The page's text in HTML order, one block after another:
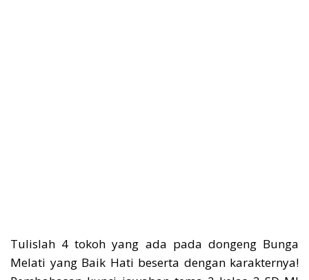
Tulislah 4 tokoh yang ada pada dongeng Bunga
Melati yang Baik Hati beserta dengan karakternya!